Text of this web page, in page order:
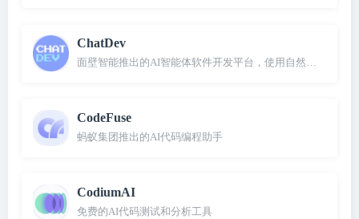
ChatDev
面壁智能推出的AI智能体软件开发平台，使用自然语言即可
CodeFuse
蚂蚁集团推出的AI代码编程助手
CodiumAI
免费的AI代码测试和分析工具